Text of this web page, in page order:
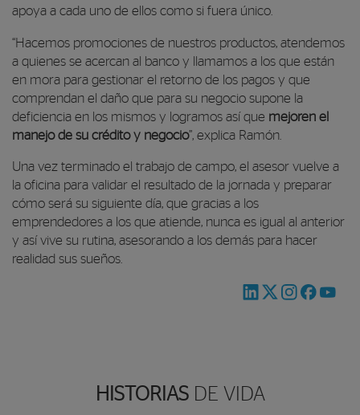
apoya a cada uno de ellos como si fuera único.
“Hacemos promociones de nuestros productos, atendemos
a quienes se acercan al banco y llamamos a los que están
en mora para gestionar el retorno de los pagos y que
comprendan el daño que para su negocio supone la
deficiencia en los mismos y logramos así que mejoren el
manejo de su crédito y negocio”, explica Ramón.
Una vez terminado el trabajo de campo, el asesor vuelve a
la oficina para validar el resultado de la jornada y preparar
cómo será su siguiente día, que gracias a los
emprendedores a los que atiende, nunca es igual al anterior
y así vive su rutina, asesorando a los demás para hacer
realidad sus sueños.
HISTORIASDE VIDA